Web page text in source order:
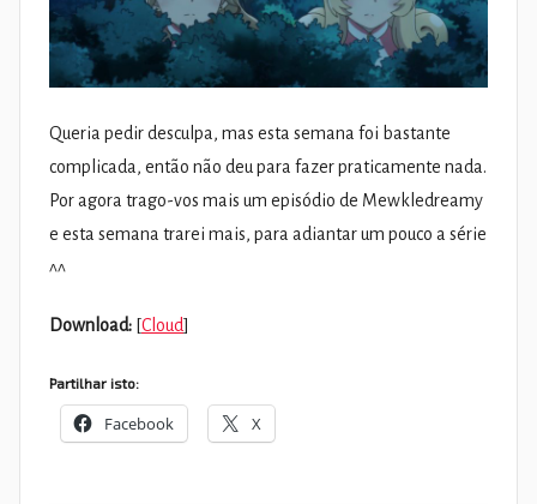
Queria pedir desculpa, mas esta semana foi bastante
complicada, então não deu para fazer praticamente nada.
Por agora trago-vos mais um episódio de Mewkledreamy
e esta semana trarei mais, para adiantar um pouco a série
^^
Download: [Cloud]
Partilhar isto:
Facebook X